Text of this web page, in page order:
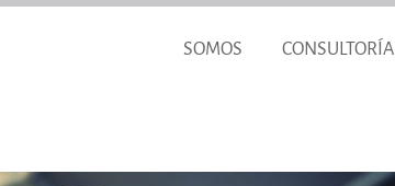
SOMOS CONSULTORÍA